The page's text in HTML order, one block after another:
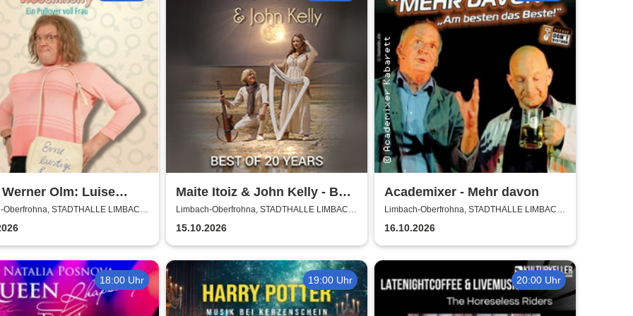
Werner Olm: Luise
- Ein Pullover voll
Oberfrohna, STADTHALLE LIMBACH-
Maite Itoiz & John Kelly - Best
of 20 Years - Anniversary
Tour 2026
Limbach-Oberfrohna, STADTHALLE LIMBACH-
OBERFROHNA
15.10.2026
Academixer - Mehr davon
Limbach-Oberfrohna, STADTHALLE LIMBACH-
OBERFROHNA
16.10.2026
18:00 Uhr 19:00 Uhr 20:00 Uhr